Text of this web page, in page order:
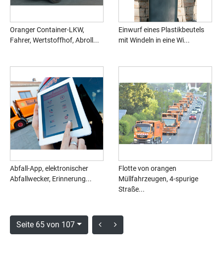
Oranger Container-LKW,
Fahrer, Wertstoffhof, Abroll...
Einwurf eines Plastikbeutels
mit Windeln in eine Wi...
Abfall-App, elektronischer
Abfallwecker, Erinnerung...
Flotte von orangen
Müllfahrzeugen, 4-spurige
Straße...
Seite 65 von 107